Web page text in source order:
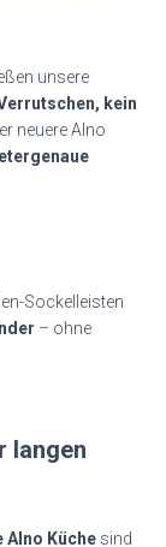
unsere
kein
neuere Alno
Sockelleisten
– ohne
langen
Küche sind